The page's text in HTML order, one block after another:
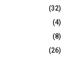
(32)
(4)
(8)
(26)